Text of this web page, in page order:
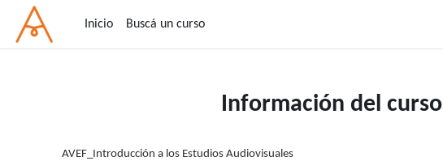
Salta al contenido principal
Inicio Buscá un curso
Información del curso
AVEF_Introducción a los Estudios Audiovisuales